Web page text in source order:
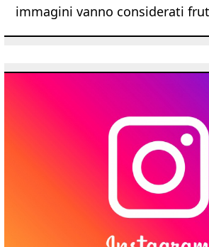
immagini vanno considerati